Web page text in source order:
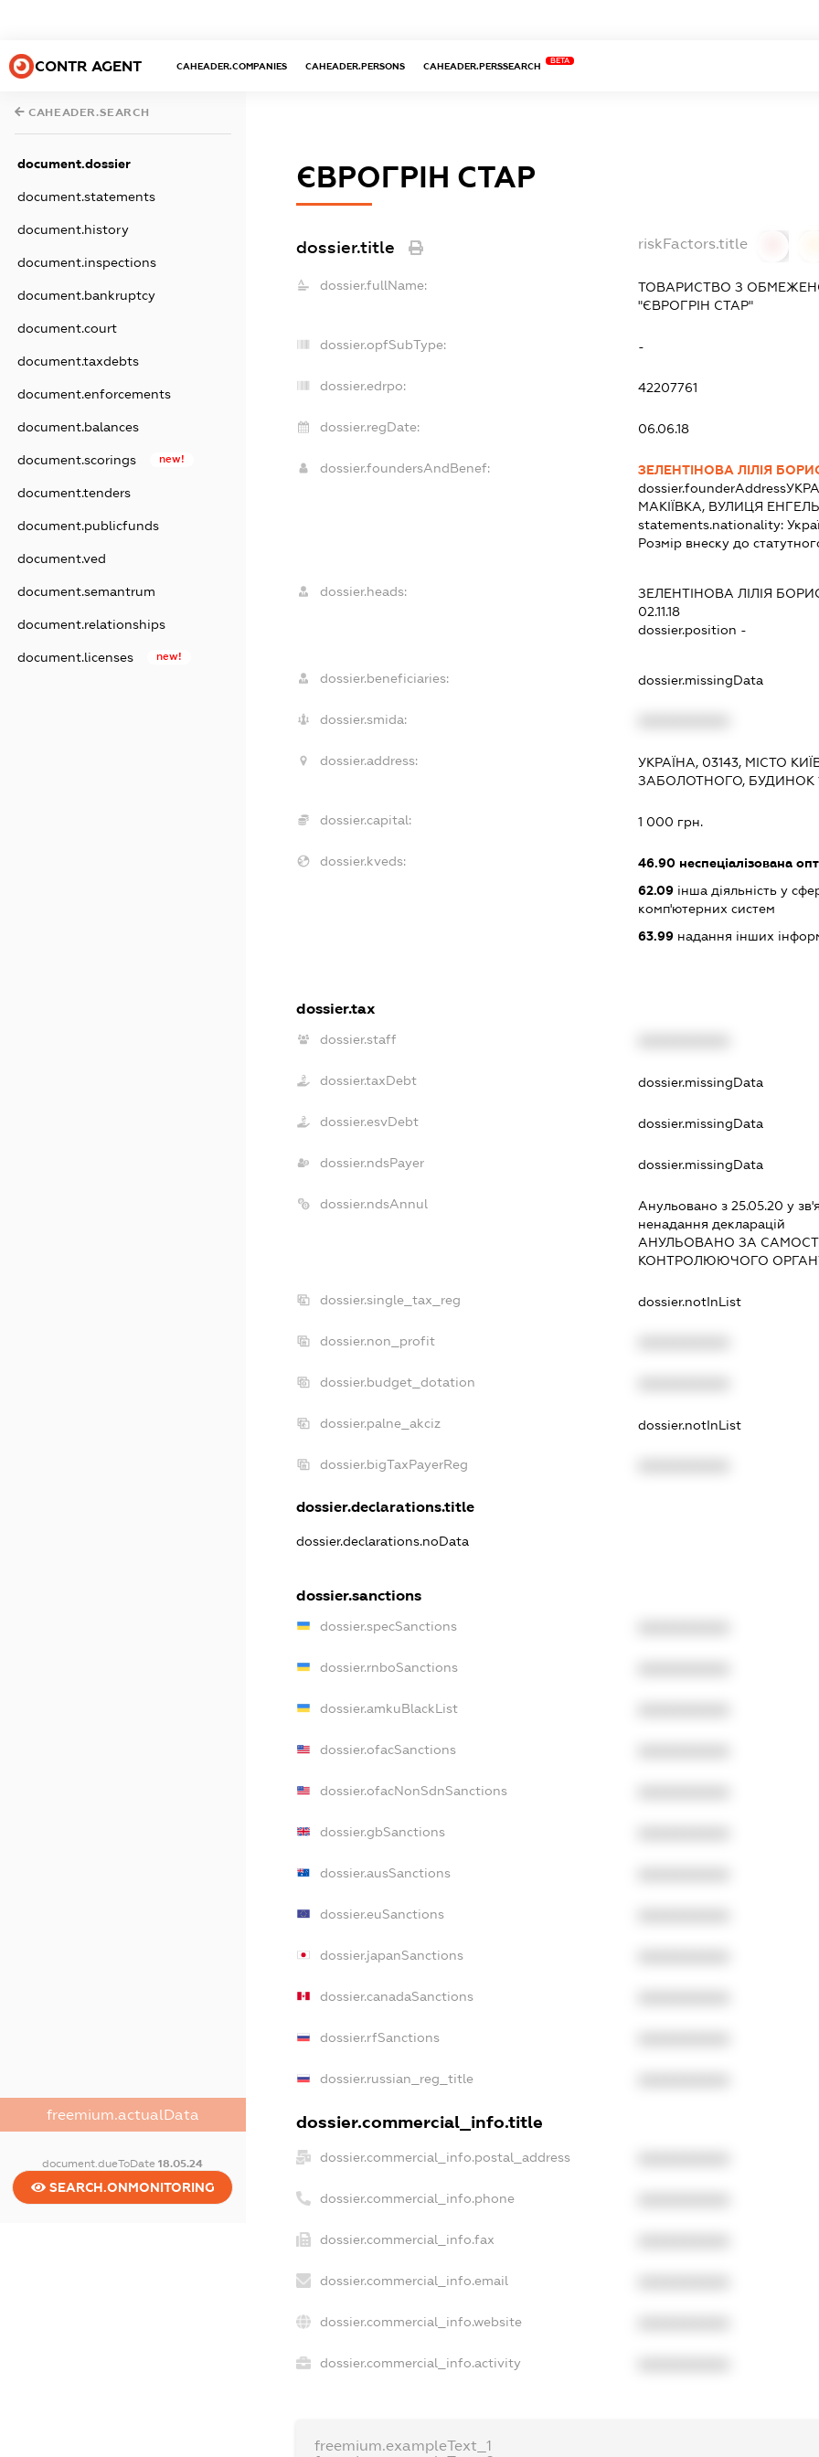
CONTR AGENT CAHEADER.COMPANIES CAHEADER.PERSONS CAHEADER.PERSSEARCH
BETA
CAHEADER.SEARCH
document.dossier
document.statements
document.history
document.inspections
document.bankruptcy
document.court
document.taxdebts
document.enforcements
document.balances
document.scorings new!
document.tenders
document.publicfunds
document.ved
document.semantrum
document.relationships
document.licenses new!
freemium.actualData
document.dueToDate18.05.24
SEARCH.ONMONITORING
ЄВРОГРІН СТАР
dossier.title riskFactors.title
dossier.fullName:
ТОВАРИСТВО З
"ЄВРОГРІН СТАР"
dossier.opfSubType: -
dossier.edrpo: 42207761
dossier.regDate: 06.06.18
dossier.foundersAndBenef:
ЗЕЛЕНТІНОВА ЛІЛІЯ
dossier.founderAddress
МАКІЇВКА, ВУЛИЦЯ
statements.nationality:
Розмір внеску до
dossier.heads: ЗЕЛЕНТІНОВА ЛІЛІЯ
02.11.18
dossier.position -
dossier.beneficiaries: dossier.missingData
dossier.smida:
dossier.address:
УКРАЇНА, 03143, МІСТО
ЗАБОЛОТНОГО, БУДИНОК
dossier.capital: 1 000 грн.
dossier.kveds: 46.90неспеціалізована
62.09інша діяльність у
комп'ютерних систем
63.99надання інших
dossier.tax
dossier.staff
dossier.taxDebt dossier.missingData
dossier.esvDebt dossier.missingData
dossier.ndsPayer dossier.missingData
dossier.ndsAnnul Анульовано з 25.05.20 у
ненадання декларацiй
АНУЛЬОВАНО ЗА
КОНТРОЛЮЮЧОГО
dossier.single_tax_reg dossier.notInList
dossier.non_profit
dossier.budget_dotation
dossier.palne_akciz dossier.notInList
dossier.bigTaxPayerReg
dossier.declarations.title
dossier.declarations.noData
dossier.sanctions
dossier.specSanctions
dossier.rnboSanctions
dossier.amkuBlackList
dossier.ofacSanctions
dossier.ofacNonSdnSanctions
dossier.gbSanctions
dossier.ausSanctions
dossier.euSanctions
dossier.japanSanctions
dossier.canadaSanctions
dossier.rfSanctions
dossier.russian_reg_title
dossier.commercial_info.title
dossier.commercial_info.postal_address
dossier.commercial_info.phone
dossier.commercial_info.fax
dossier.commercial_info.email
dossier.commercial_info.website
dossier.commercial_info.activity
freemium.exampleText_1